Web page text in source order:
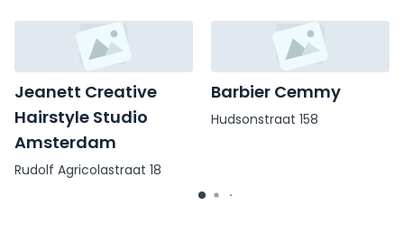
Jeanett Creative
Hairstyle Studio
Amsterdam
Rudolf Agricolastraat 18
Barbier Cemmy
Hudsonstraat 158